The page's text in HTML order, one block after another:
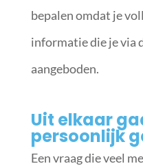
bepalen omdat je
informatie die je via
aangeboden.
Uit elkaar
persoonlijk
Een vraag die veel